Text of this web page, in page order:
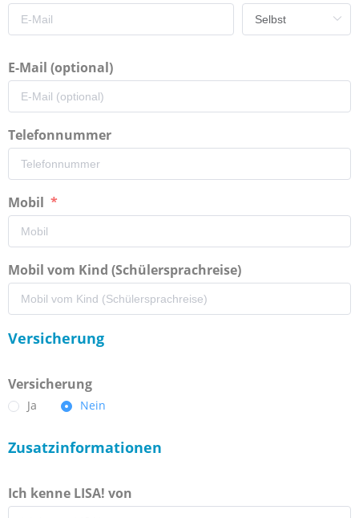
E-Mail (optional)
Telefonnummer
Mobil
Mobil vom Kind (Schülersprachreise)
Versicherung
Versicherung
Ja Nein
Zusatzinformationen
Ich kenne LISA! von